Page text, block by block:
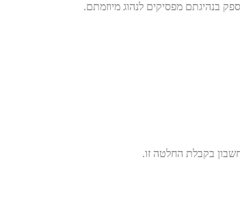
בנהיגתם מפסיקים לנהוג מיוזמתם.
בקבלת החלטה זו.